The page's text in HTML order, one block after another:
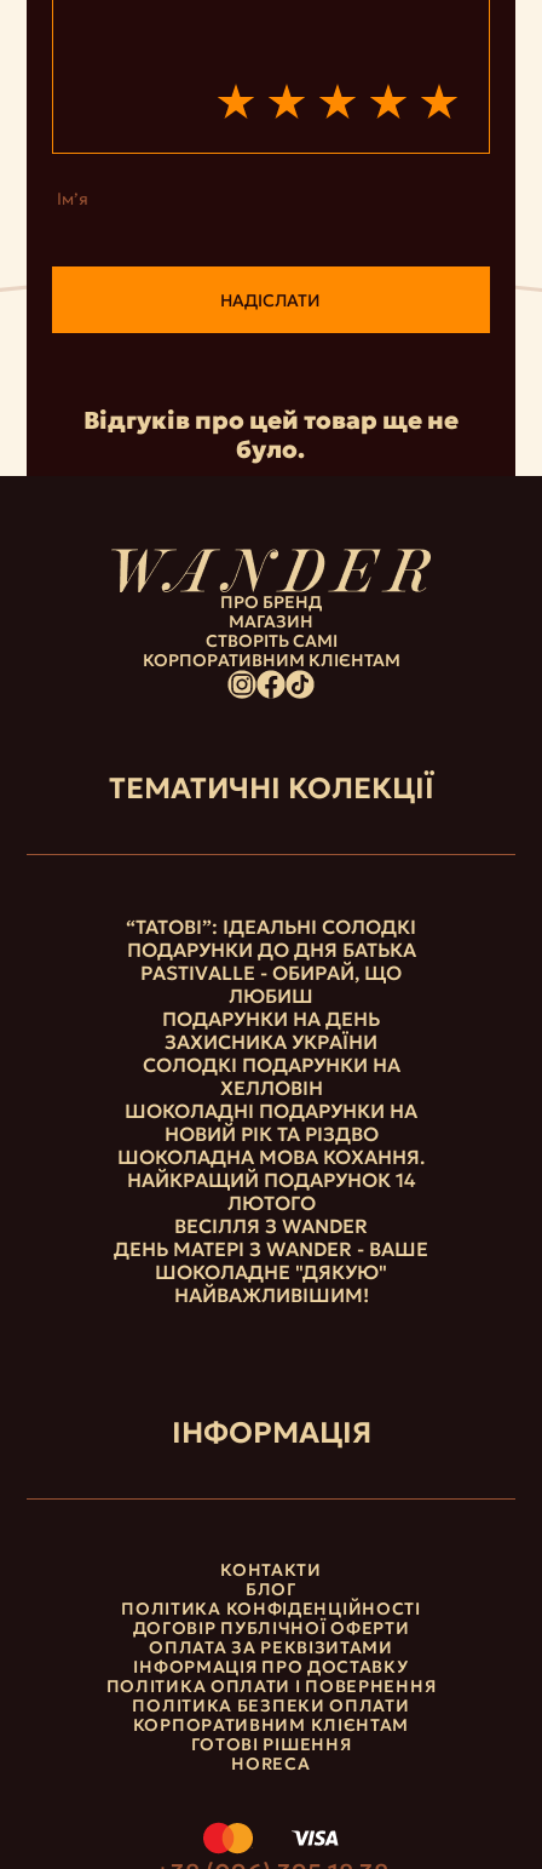
Відгуків про цей товар ще не
було.
Ім’я
НАДІСЛАТИ
ПРО БРЕНД
МАГАЗИН
СТВОРІТЬ САМІ
КОРПОРАТИВНИМ КЛІЄНТАМ
ТЕМАТИЧНІ КОЛЕКЦІЇ
“ТАТОВІ”: ІДЕАЛЬНІ СОЛОДКІ
ПОДАРУНКИ ДО ДНЯ БАТЬКА
PASTIVALLE - ОБИРАЙ, ЩО
ЛЮБИШ
ПОДАРУНКИ НА ДЕНЬ
ЗАХИСНИКА УКРАЇНИ
СОЛОДКІ ПОДАРУНКИ НА
ХЕЛЛОВІН
ШОКОЛАДНІ ПОДАРУНКИ НА
НОВИЙ РІК ТА РІЗДВО
ШОКОЛАДНА МОВА КОХАННЯ.
НАЙКРАЩИЙ ПОДАРУНОК 14
ЛЮТОГО
ВЕСІЛЛЯ З WANDER
ДЕНЬ МАТЕРІ З WANDER - ВАШЕ
ШОКОЛАДНЕ "ДЯКУЮ"
НАЙВАЖЛИВІШИМ!
ІНФОРМАЦІЯ
КОНТАКТИ
БЛОГ
ПОЛІТИКА КОНФІДЕНЦІЙНОСТІ
ДОГОВІР ПУБЛІЧНОЇ ОФЕРТИ
ОПЛАТА ЗА РЕКВІЗИТАМИ
ІНФОРМАЦІЯ ПРО ДОСТАВКУ
ПОЛІТИКА ОПЛАТИ І ПОВЕРНЕННЯ
ПОЛІТИКА БЕЗПЕКИ ОПЛАТИ
КОРПОРАТИВНИМ КЛІЄНТАМ
ГОТОВІ РІШЕННЯ
HORECA